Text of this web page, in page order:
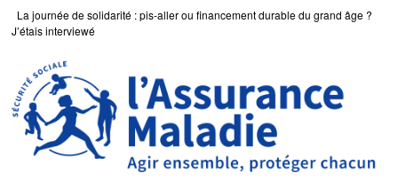
La journée de solidarité : pis-aller ou financement durable du grand âge ?
J’étais interviewé